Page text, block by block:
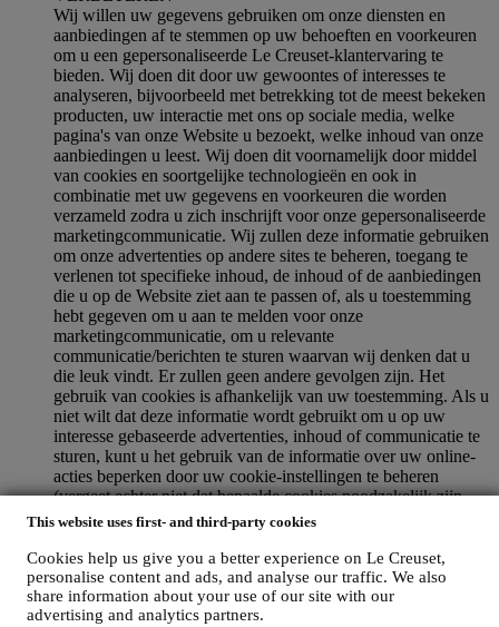
This website uses first- and third-party cookies
Cookies help us give you a better experience on Le Creuset,
personalise content and ads, and analyse our traffic. We also
share information about your use of our site with our
advertising and analytics partners.
Wij willen uw gegevens gebruiken om onze diensten en
aanbiedingen af te stemmen op uw behoeften en voorkeuren
om u een gepersonaliseerde Le Creuset-klantervaring te
bieden. Wij doen dit door uw gewoontes of interesses te
analyseren, bijvoorbeeld met betrekking tot de meest bekeken
producten, uw interactie met ons op sociale media, welke
pagina's van onze Website u bezoekt, welke inhoud van onze
aanbiedingen u leest. Wij doen dit voornamelijk door middel
van cookies en soortgelijke technologieën en ook in
combinatie met uw gegevens en voorkeuren die worden
verzameld zodra u zich inschrijft voor onze gepersonaliseerde
marketingcommunicatie. Wij zullen deze informatie gebruiken
om onze advertenties op andere sites te beheren, toegang te
verlenen tot specifieke inhoud, de inhoud of de aanbiedingen
die u op de Website ziet aan te passen of, als u toestemming
hebt gegeven om u aan te melden voor onze
marketingcommunicatie, om u relevante
communicatie/berichten te sturen waarvan wij denken dat u
die leuk vindt. Er zullen geen andere gevolgen zijn. Het
gebruik van cookies is afhankelijk van uw toestemming. Als u
niet wilt dat deze informatie wordt gebruikt om u op uw
interesse gebaseerde advertenties, inhoud of communicatie te
sturen, kunt u het gebruik van de informatie over uw online-
acties beperken door uw cookie-instellingen te beheren
(vergeet echter niet dat bepaalde cookies noodzakelijk zijn
voor het gebruik van de Website). Let op: dit betekent niet dat
u geen advertenties, aanbiedingen of communicatie meer
ontvangt. U blijft algemene advertenties, aanbiedingen of
communicatie ontvangen. Voor meer informatie over hoe wij
cookies gebruiken en hoe u ze kunt verwijderen, raadpleegt u
onsCookiebeleid,